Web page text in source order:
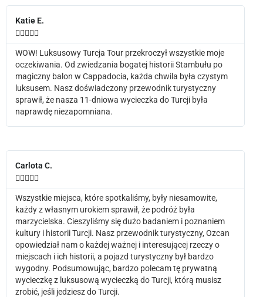
Katie E.

WOW! Luksusowy Turcja Tour przekroczył wszystkie moje
oczekiwania. Od zwiedzania bogatej historii Stambułu po
magiczny balon w Cappadocia, każda chwila była czystym
luksusem. Nasz doświadczony przewodnik turystyczny
sprawił, że nasza 11-dniowa wycieczka do Turcji była
naprawdę niezapomniana.
Carlota C.

Wszystkie miejsca, które spotkaliśmy, były niesamowite,
każdy z własnym urokiem sprawił, że podróż była
marzycielska. Cieszyliśmy się dużo badaniem i poznaniem
kultury i historii Turcji. Nasz przewodnik turystyczny, Ozcan
opowiedział nam o każdej ważnej i interesującej rzeczy o
miejscach i ich historii, a pojazd turystyczny był bardzo
wygodny. Podsumowując, bardzo polecam tę prywatną
wycieczkę z luksusową wycieczką do Turcji, którą musisz
zrobić, jeśli jedziesz do Turcji.